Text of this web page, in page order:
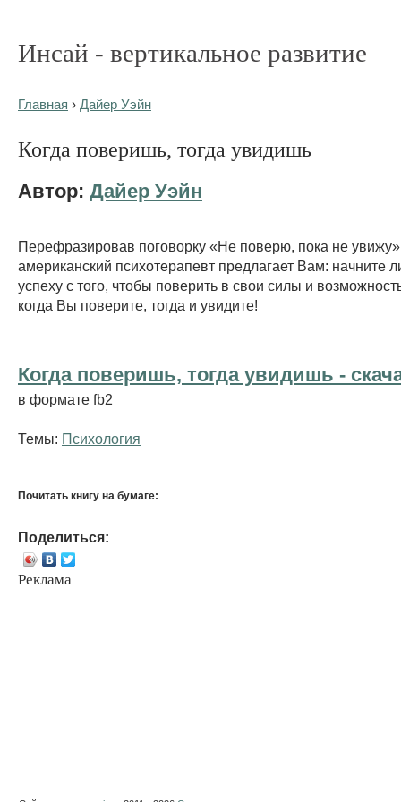
Инсай - вертикальное развитие
Главная › Дайер Уэйн
Когда поверишь, тогда увидишь
Автор: Дайер Уэйн
Перефразировав поговорку «Не поверю, пока не
американский психотерапевт предлагает Вам: начните
успеху с того, чтобы поверить в свои силы и
когда Вы поверите, тогда и увидите!
Когда поверишь, тогда увидишь -
в формате fb2
Темы: Психология
Почитать книгу на бумаге:
Поделиться:
Реклама